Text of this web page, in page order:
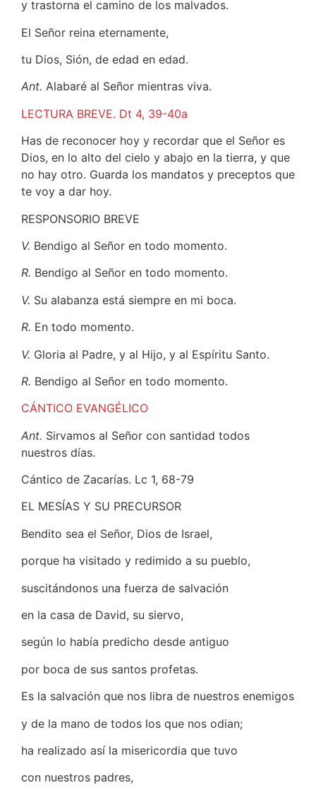
y trastorna el camino de los malvados.
El Señor reina eternamente,
tu Dios, Sión, de edad en edad.
Ant. Alabaré al Señor mientras viva.
LECTURA BREVE. Dt 4, 39-40a
Has de reconocer hoy y recordar que el Señor es
Dios, en lo alto del cielo y abajo en la tierra, y que
no hay otro. Guarda los mandatos y preceptos que
te voy a dar hoy.
RESPONSORIO BREVE
V. Bendigo al Señor en todo momento.
R. Bendigo al Señor en todo momento.
V. Su alabanza está siempre en mi boca.
R. En todo momento.
V. Gloria al Padre, y al Hijo, y al Espíritu Santo.
R. Bendigo al Señor en todo momento.
CÁNTICO EVANGÉLICO
Ant. Sirvamos al Señor con santidad todos
nuestros días.
Cántico de Zacarías. Lc 1, 68-79
EL MESÍAS Y SU PRECURSOR
Bendito sea el Señor, Dios de Israel,
porque ha visitado y redimido a su pueblo,
suscitándonos una fuerza de salvación
en la casa de David, su siervo,
según lo había predicho desde antiguo
por boca de sus santos profetas.
Es la salvación que nos libra de nuestros enemigos
y de la mano de todos los que nos odian;
ha realizado así la misericordia que tuvo
con nuestros padres,